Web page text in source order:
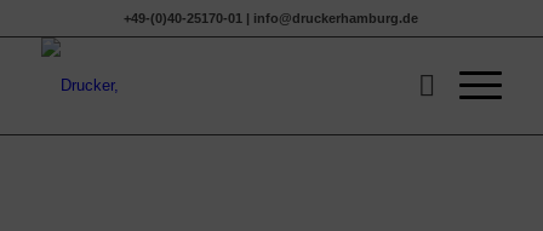
+49-(0)40-25170-01 | info@druckerhamburg.de